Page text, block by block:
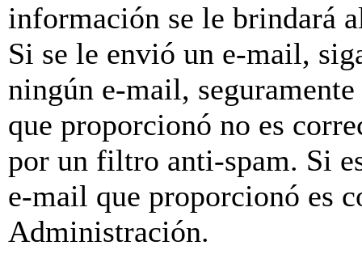
información se le brindará
Si se le envió un e-mail,
ningún e-mail,
que proporcionó no es
por un filtro anti-spam. Si
e-mail que proporcionó es
Administración.